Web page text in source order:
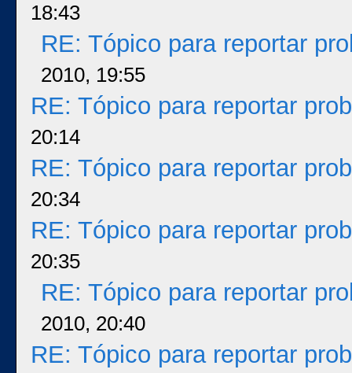
18:43
RE: Tópico para reportar
2010, 19:55
RE: Tópico para reportar
20:14
RE: Tópico para reportar
20:34
RE: Tópico para reportar
20:35
RE: Tópico para reportar
2010, 20:40
RE: Tópico para reportar